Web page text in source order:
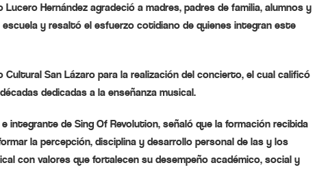
Hernández agradeció a madres, padres de familia, alumnos y
y resaltó el esfuerzo cotidiano de quienes integran este
San Lázaro para la realización del concierto, el cual calificó
dedicadas a la enseñanza musical.
integrante de Sing Of Revolution, señaló que la formación recibida
la percepción, disciplina y desarrollo personal de las y los
con valores que fortalecen su desempeño académico, social y